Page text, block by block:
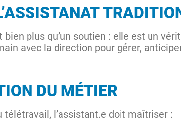
bien plus qu’un soutien : elle est un
avec la direction pour gérer,
DU MÉTIER
télétravail, l’assistant.e doit maîtriser :